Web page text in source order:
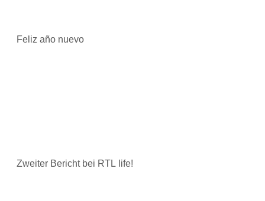
Feliz año nuevo
Zweiter Bericht bei RTL life!